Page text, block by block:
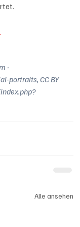
-
portraits, CC BY
Alle ansehen